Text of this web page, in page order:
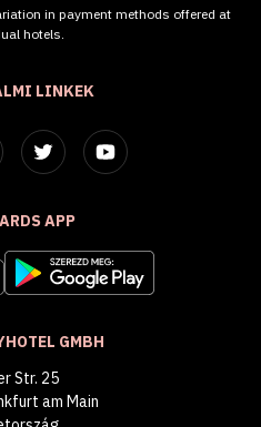
LINKEK
APP
GMBH
Str. 25
am Main
in payment methods offered at
hotels.